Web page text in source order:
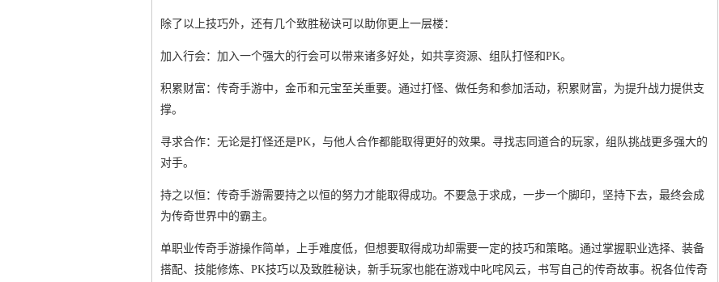
除了以上技巧外，还有几个致胜秘诀可以助你更上一层楼：
加入行会：加入一个强大的行会可以带来诸多好处，如共享资源、组队打怪和PK。
积累财富：传奇手游中，金币和元宝至关重要。通过打怪、做任务和参加活动，积累财富，为提升战力提供支
撑。
寻求合作：无论是打怪还是PK，与他人合作都能取得更好的效果。寻找志同道合的玩家，组队挑战更多强大的
对手。
持之以恒：传奇手游需要持之以恒的努力才能取得成功。不要急于求成，一步一个脚印，坚持下去，最终会成
为传奇世界中的霸主。
单职业传奇手游操作简单，上手难度低，但想要取得成功却需要一定的技巧和策略。通过掌握职业选择、装备
搭配、技能修炼、PK技巧以及致胜秘诀，新手玩家也能在游戏中叱咤风云，书写自己的传奇故事。祝各位传奇